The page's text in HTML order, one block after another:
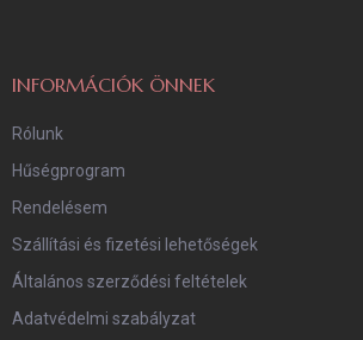
INFORMÁCIÓK ÖNNEK
Rólunk
Hűségprogram
Rendelésem
Szállítási és fizetési lehetőségek
Általános szerződési feltételek
Adatvédelmi szabályzat